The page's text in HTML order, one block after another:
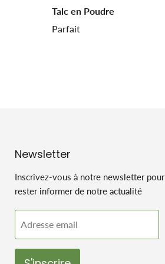
Talc en Poudre
Parfait
Newsletter
Inscrivez-vous à notre newsletter pour
rester informer de notre actualité
Adresse email